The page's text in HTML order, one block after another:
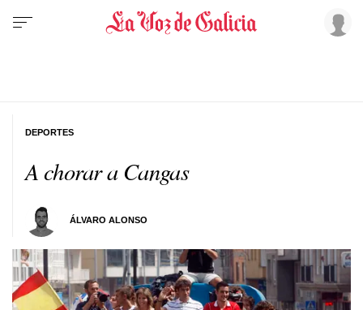
A chorar a Cangas
ÁLVARO ALONSO
DEPORTES